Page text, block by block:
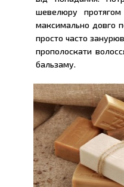
шевелюру
максимально довго
просто часто
прополоскати
бальзаму.